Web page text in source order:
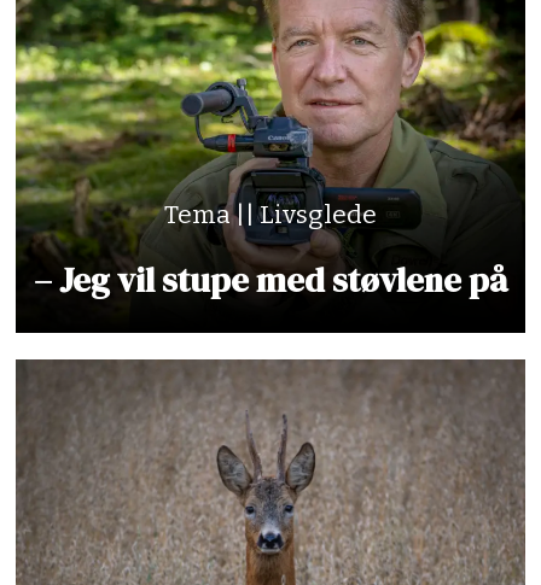
Tema || Livsglede
– Jeg vil stupe med støvlene på